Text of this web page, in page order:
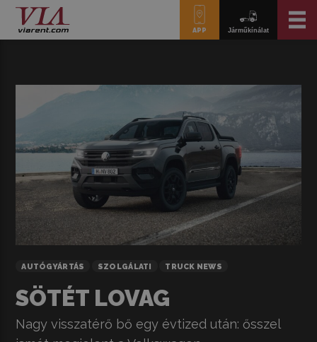
APP Járműkínálat
AUTÓGYÁRTÁS SZOLGÁLATI TRUCK NEWS
SÖTÉT LOVAG
Nagy visszatérő bő egy évtized után: ősszel